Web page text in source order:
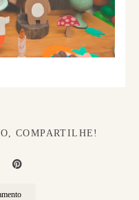
COMPARTILHE!